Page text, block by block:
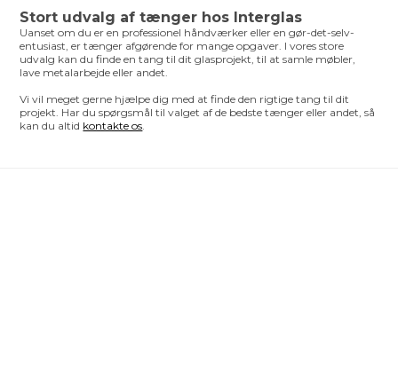
Stort udvalg af tænger hos Interglas
Uanset om du er en professionel håndværker eller en gør-det-selv-
entusiast, er tænger afgørende for mange opgaver. I vores store
udvalg kan du finde en tang til dit glasprojekt, til at samle møbler,
lave metalarbejde eller andet.
Vi vil meget gerne hjælpe dig med at finde den rigtige tang til dit
projekt. Har du spørgsmål til valget af de bedste tænger eller andet, så
kan du altid kontakte os.